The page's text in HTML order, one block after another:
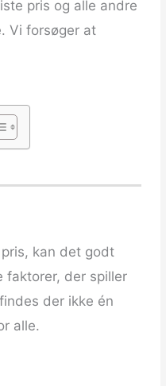
pris og alle andre
Vi forsøger at
kan det godt
der spiller
der ikke én
alle.